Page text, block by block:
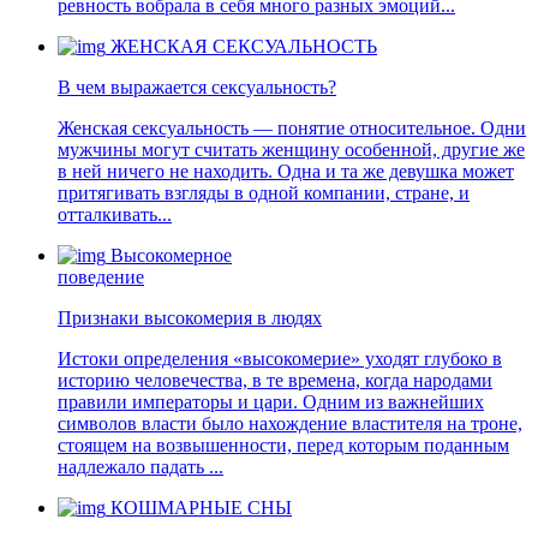
ревность вобрала в себя много разных эмоций...
ЖЕНСКАЯ СЕКСУАЛЬНОСТЬ
В чем выражается сексуальность?
Женская сексуальность — понятие относительное. Одни
мужчины могут считать женщину особенной, другие же
в ней ничего не находить. Одна и та же девушка может
притягивать взгляды в одной компании, стране, и
отталкивать...
Высокомерное
поведение
Признаки высокомерия в людях
Истоки определения «высокомерие» уходят глубоко в
историю человечества, в те времена, когда народами
правили императоры и цари. Одним из важнейших
символов власти было нахождение властителя на троне,
стоящем на возвышенности, перед которым поданным
надлежало падать ...
КОШМАРНЫЕ СНЫ